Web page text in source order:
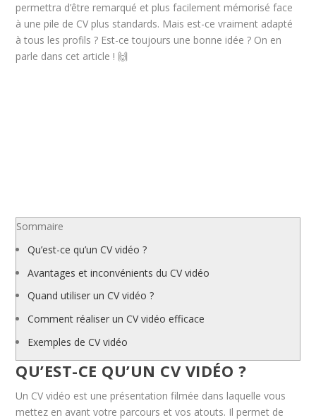
permettra d’être remarqué et plus facilement mémorisé face
à une pile de CV plus standards. Mais est-ce vraiment adapté
à tous les profils ? Est-ce toujours une bonne idée ? On en
parle dans cet article ! 🙌
Sommaire
Qu’est-ce qu’un CV vidéo ?
Avantages et inconvénients du CV vidéo
Quand utiliser un CV vidéo ?
Comment réaliser un CV vidéo efficace
Exemples de CV vidéo
QU’EST-CE QU’UN CV VIDÉO ?
Un CV vidéo est une présentation filmée dans laquelle vous
mettez en avant votre parcours et vos atouts. Il permet de